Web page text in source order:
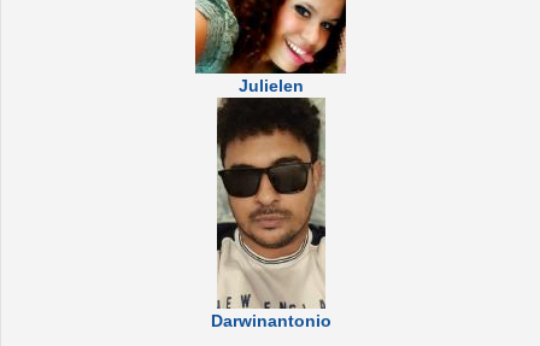
Julielen
Darwinantonio